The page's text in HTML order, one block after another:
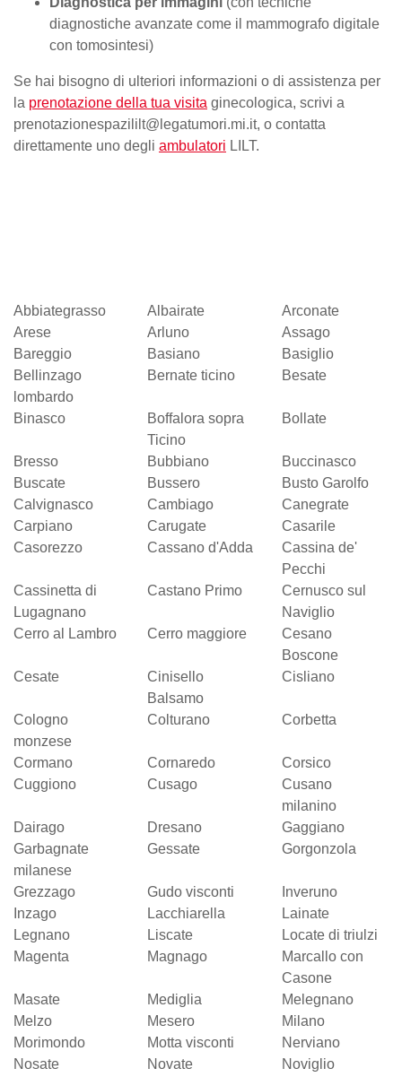
diagnostiche avanzate come il mammografo digitale
con tomosintesi)
Se hai bisogno di ulteriori informazioni o di assistenza per
la prenotazione della tua visita ginecologica, scrivi a
prenotazionespazililt@legatumori.mi.it, o contatta
direttamente uno degli ambulatori LILT.
Abbiategrasso Albairate
Arconate
Arese
Arluno
Assago
Bareggio
Basiano
Basiglio
Bellinzago
lombardo
Bernate ticino Besate
Binasco
Boffalora sopra
Ticino
Bollate
Bresso Bubbiano
Buccinasco
Buscate
Bussero
Busto Garolfo
Calvignasco
Cambiago
Canegrate
Carpiano
Carugate
Casarile
Casorezzo
Cassano d'Adda
Cassina de'
Pecchi
Cassinetta di
Lugagnano
Castano Primo
Cernusco sul
Naviglio
Cerro al Lambro
Cerro maggiore
Cesano
Boscone
Cesate
Cinisello
Balsamo
Cisliano
Cologno
monzese
Colturano Corbetta
Cormano Cornaredo
Corsico
Cuggiono
Cusago
Cusano
milanino
Dairago
Dresano
Gaggiano
Garbagnate
milanese
Gessate Gorgonzola
Grezzago Gudo visconti
Inveruno
Inzago
Lacchiarella
Lainate
Legnano
Liscate
Locate di triulzi
Magenta
Magnago
Marcallo con
Casone
Masate
Mediglia
Melegnano
Melzo
Mesero
Milano
Morimondo
Motta visconti
Nerviano
Nosate
Novate
Noviglio